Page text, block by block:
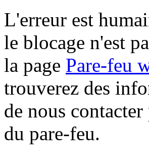
L'erreur est
le blocage n'est
la page Pare-feu
trouverez des
de nous
du pare-feu.